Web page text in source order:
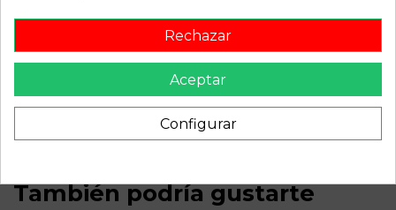
Descripción
Recambio de abs para seat altea xl (5p5) | 0.06 - ... | 0.06 - ...
También podría gustarte
Rechazar
Aceptar
Configurar